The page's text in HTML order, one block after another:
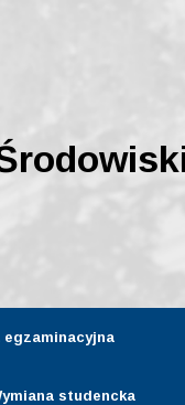
egzaminacyjna
studencka